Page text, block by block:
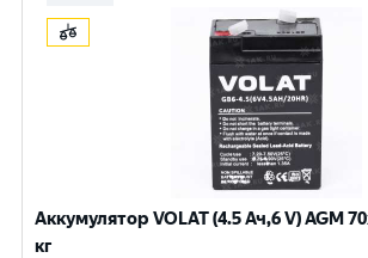
Аккумулятор VOLAT (4.5 Ач,6 V) AGM
кг